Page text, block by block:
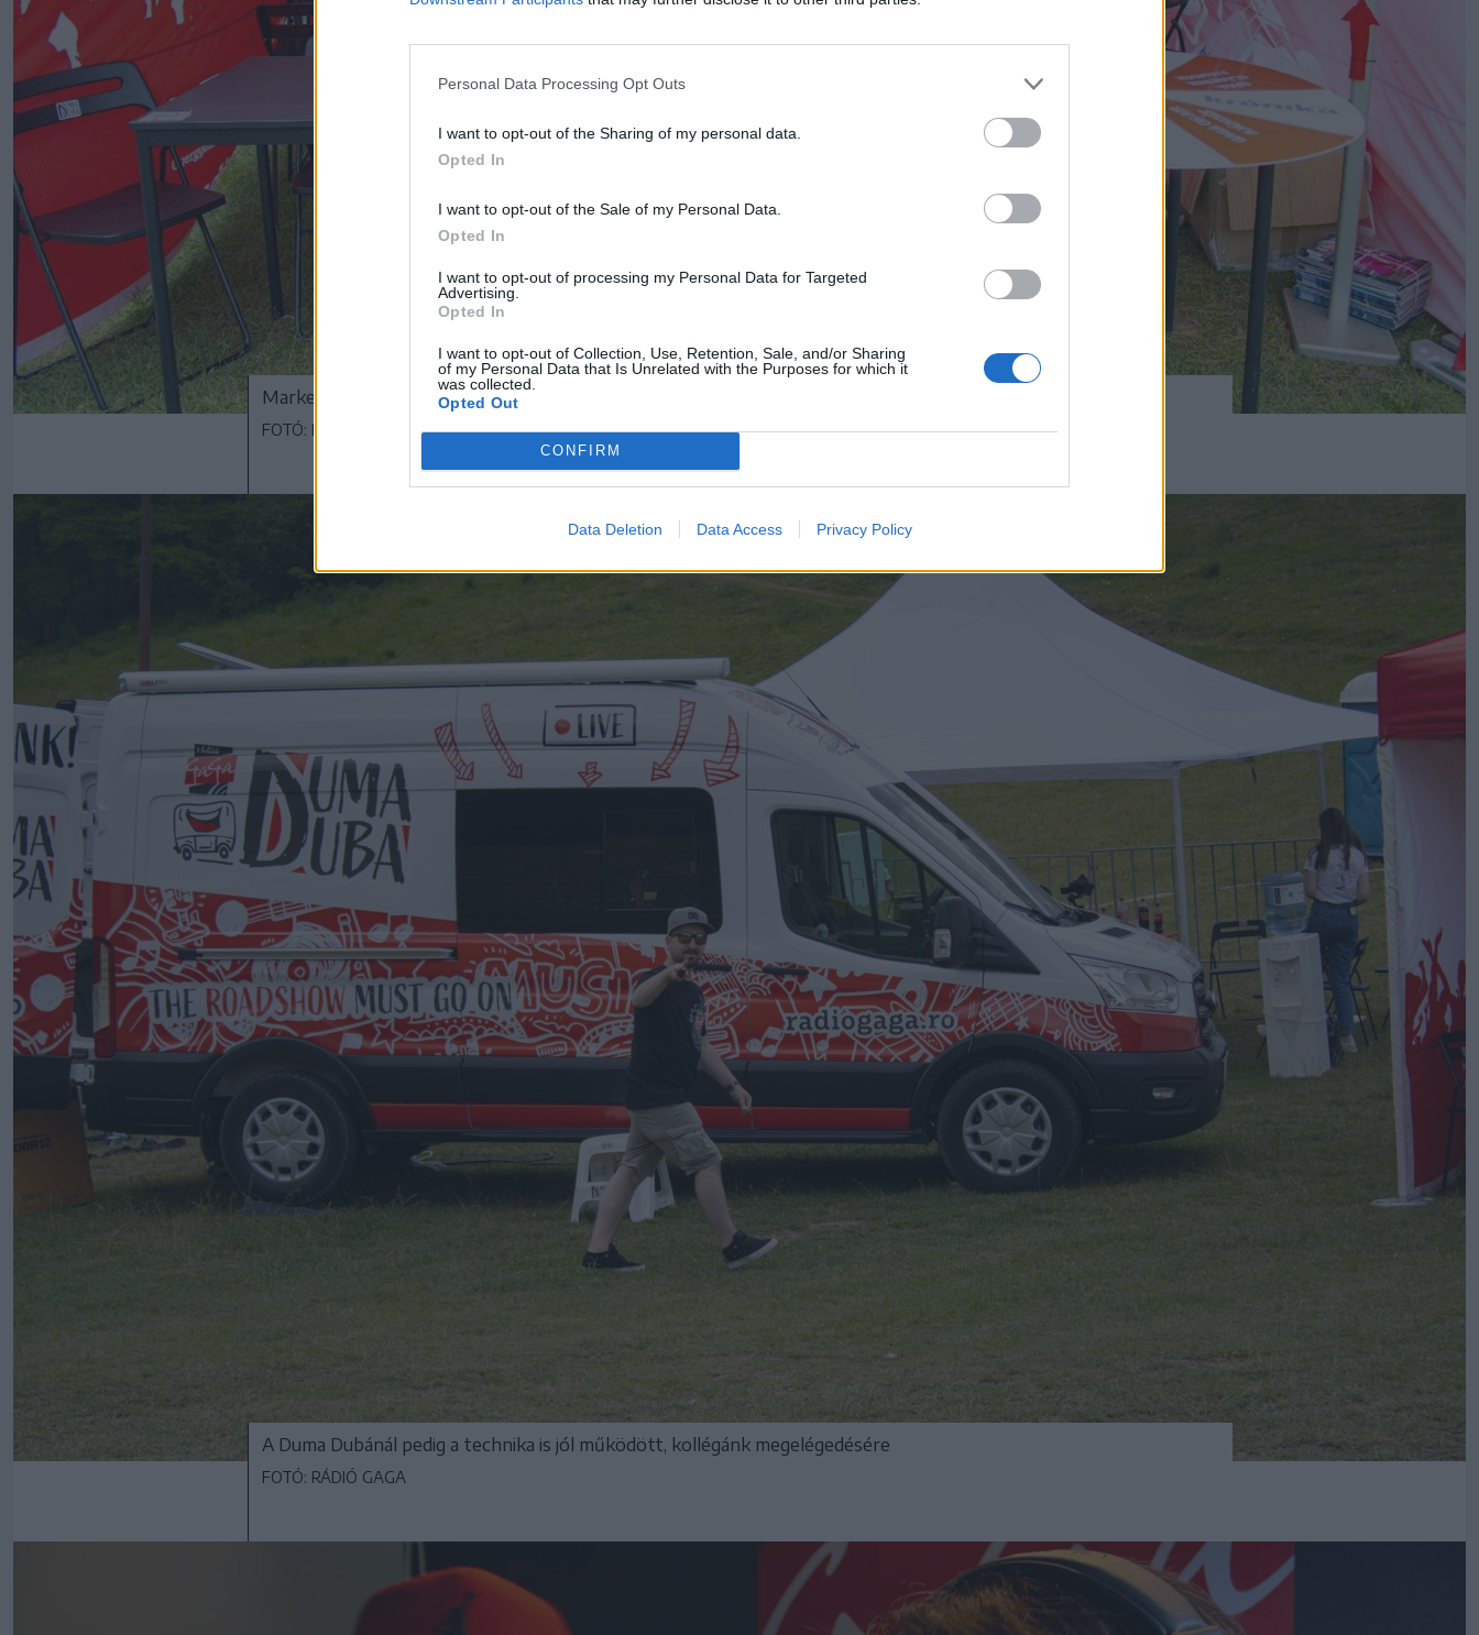
Personal Data Processing Opt Outs
I want to opt-out of the Sharing of my personal data.
Opted In
I want to opt-out of the Sale of my Personal Data.
Opted In
I want to opt-out of processing my Personal Data for Targeted
Advertising.
Opted In
I want to opt-out of Collection, Use, Retention, Sale, and/or Sharing
of my Personal Data that Is Unrelated with the Purposes for which it
was collected.
Opted Out
CONFIRM
Data Deletion Data Access Privacy Policy
Marketingsátrunk alatt már a nagy tömeg érkezése előtt minden a helyén volt
FOTÓ: RÁDIÓ GAGA
A Duma Dubánál pedig a technika is jól működött, kollégánk megelégedésére
FOTÓ: RÁDIÓ GAGA